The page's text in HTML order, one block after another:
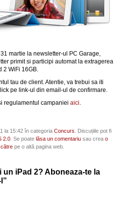
martie la newsletter-ul PC Garage,
primit si participi automat la extragerea
2 WiFi 16GB.
tau de client. Atentie, va trebui sa iti
pe link-ul din email-ul de confirmare.
regulamentul campanieiaici.
la 15:42 în categoriaConcurs
. Discuțiile pot fi
2.0 . Se poatelăsa un comentariu sau creao
pe o altă pagina web.
un iPad 2? Aboneaza-te la